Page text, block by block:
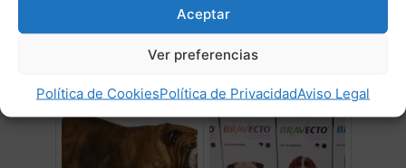
Aceptar
Ver preferencias
Política de CookiesPolítica de PrivacidadAviso Legal
Al cuanto tiempo comen los
cachorros
Mi chihuahua no come